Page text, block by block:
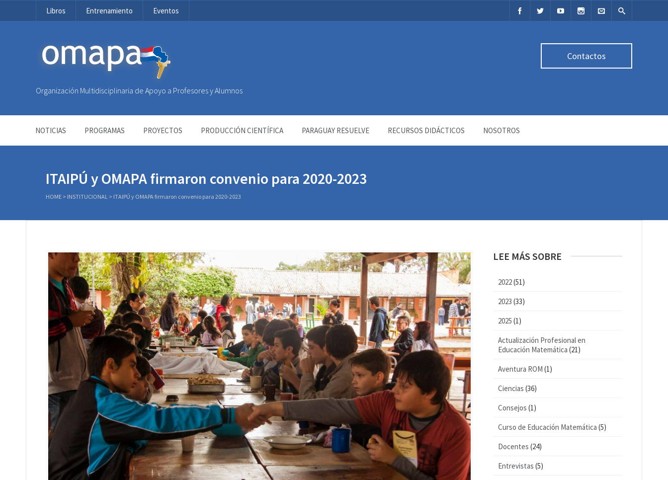
Libros Entrenamiento Eventos
OMAPA
Organización Multidisciplinaria de Apoyo a Profesores y Alumnos
Contactos
NOTICIAS PROGRAMAS PROYECTOS PRODUCCIÓN CIENTÍFICA PARAGUAY RESUELVE RECURSOS DIDÁCTICOS NOSOTROS
ITAIPÚ y OMAPA firmaron convenio para 2020-2023
HOME > INSTITUCIONAL > ITAIPÚ y OMAPA firmaron convenio para 2020-2023
LEE MÁS SOBRE
2022(51)
2023 (33)
2025 (1)
Actualización Profesional en
Educación Matemática (21)
Aventura ROM (1)
Ciencias (36)
Consejos (1)
Curso de Educación Matemática (5)
Docentes (24)
Entrevistas (5)